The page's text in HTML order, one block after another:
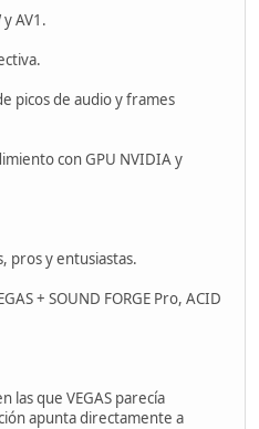
AV1.
picos de audio y frames
con GPU NVIDIA y
pros y entusiastas.
+ SOUND FORGE Pro, ACID
las que VEGAS parecía
apunta directamente a